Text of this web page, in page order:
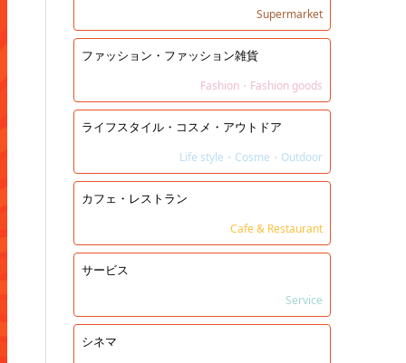
Supermarket
ファッション・ファッション雑貨
Fashion・Fashion goods
ライフスタイル・コスメ・アウトドア
Life style・Cosme・Outdoor
カフェ・レストラン
Cafe & Restaurant
サービス
Service
シネマ